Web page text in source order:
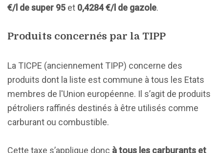
€/l de super 95 et 0,4284 €/l de gazole.
Produits concernés par la TIPP
La TICPE (anciennement TIPP) concerne des
produits dont la liste est commune à tous les Etats
membres de l'Union européenne. Il s’agit de produits
pétroliers raffinés destinés à être utilisés comme
carburant ou combustible.
Cette taxe s’applique donc à tous les carburants et